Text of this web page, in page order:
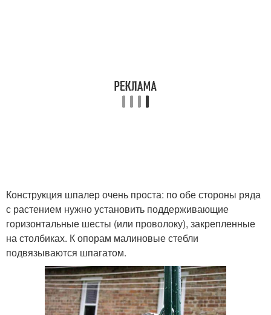
Конструкция шпалер очень проста: по обе стороны ряда
с растением нужно установить поддерживающие
горизонтальные шесты (или проволоку), закрепленные
на столбиках. К опорам малиновые стебли
подвязываются шпагатом.